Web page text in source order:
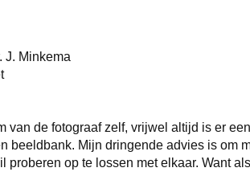
J. Minkema
van de fotograaf zelf, vrijwel altijd is er
beeldbank. Mijn dringende advies is om
op te lossen met elkaar. Want